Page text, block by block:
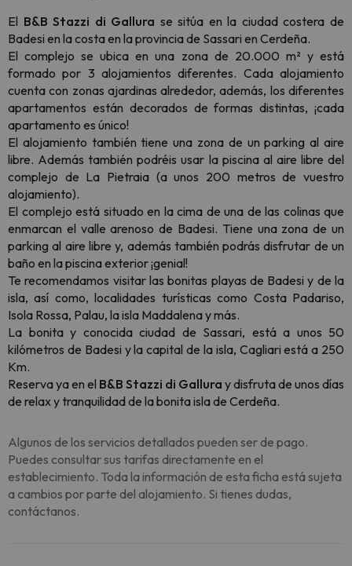
El B&B Stazzi di Gallura se sitúa en la ciudad costera de
Badesi en la costa en la provincia de Sassari en Cerdeña.
El complejo se ubica en una zona de 20.000 m² y está
formadopor 3 alojamientos diferentes. Cada alojamiento
cuenta con zonas ajardinas alrededor, además, los diferentes
apartamentos están decorados de formas distintas, ¡cada
apartamento es único!
El alojamiento también tiene una zona de un parking al aire
libre. Además también podréis usar la piscina al aire libre del
complejo de La Pietraia (a unos 200 metros de vuestro
alojamiento).
El complejo está situado en la cima de una de las colinas que
enmarcan el valle arenoso de Badesi. Tiene una zona de un
parking al aire libre y, además también podrás disfrutar de un
baño en la piscina exterior ¡genial!
Te recomendamos visitar las bonitas playas de Badesi y de la
isla, así como, localidades turísticas como Costa Padariso,
Isola Rossa, Palau, la isla Maddalena y más.
La bonita y conocida ciudad de Sassari, está a unos 50
kilómetros de Badesi y la capital de la isla, Cagliari está a 250
Km.
Reserva ya en el B&B Stazzi di Gallura y disfruta de unos días
de relax y tranquilidad de la bonita isla de Cerdeña.
Algunos de los servicios detallados pueden ser de pago.
Puedes consultar sus tarifas directamente en el
establecimiento. Toda la información de esta ficha está sujeta
a cambios por parte del alojamiento. Si tienes dudas,
contáctanos.